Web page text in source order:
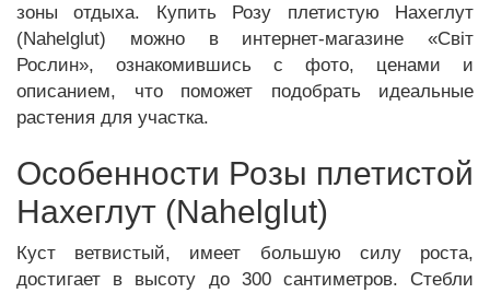
зоны отдыха. Купить Розу плетистую Нахеглут
(Nahelglut) можно в интернет-магазине «Світ
Рослин», ознакомившись с фото, ценами и
описанием, что поможет подобрать идеальные
растения для участка.
Особенности Розы плетистой
Нахеглут (Nahelglut)
Куст ветвистый, имеет большую силу роста,
достигает в высоту до 300 сантиметров. Стебли